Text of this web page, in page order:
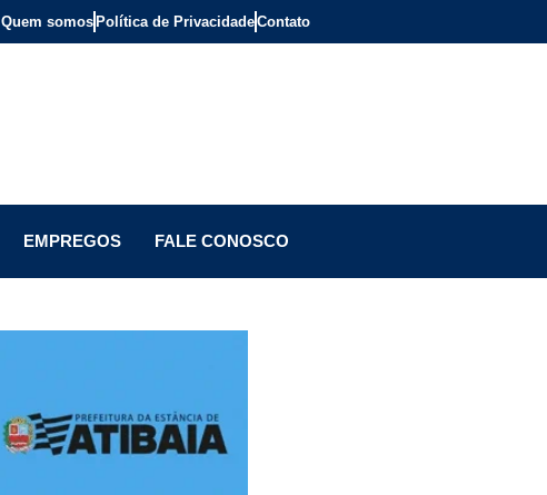
Quem somos Política de PrivacidadeContato
EMPREGOS FALE CONOSCO